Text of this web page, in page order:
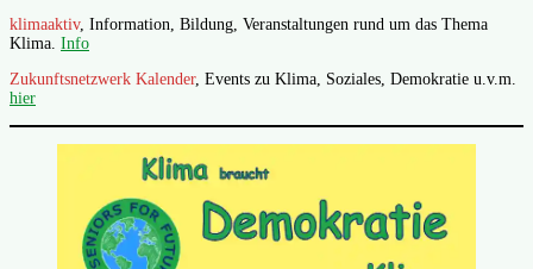
klimaaktiv, Information, Bildung, Veranstaltungen rund um das Thema
Klima. Info
Zukunftsnetzwerk Kalender, Events zu Klima, Soziales, Demokratie u.v.m.
hier